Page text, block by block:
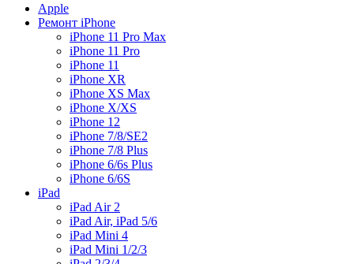
Apple
Ремонт iPhone
iPhone 11 Pro Max
iPhone 11 Pro
iPhone 11
iPhone XR
iPhone XS Max
iPhone X/XS
iPhone 12
iPhone 7/8/SE2
iPhone 7/8 Plus
iPhone 6/6s Plus
iPhone 6/6S
iPad
iPad Air 2
iPad Air, iPad 5/6
iPad Mini 4
iPad Mini 1/2/3